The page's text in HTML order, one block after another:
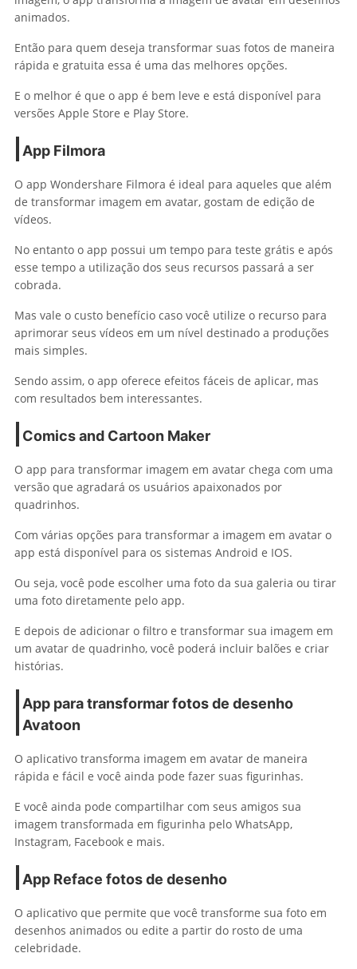
animados.
Então para quem deseja transformar suas fotos de maneira
rápida e gratuita essa é uma das melhores opções.
E o melhor é que o app é bem leve e está disponível para
versões Apple Store e Play Store.
App Filmora
O app Wondershare Filmora é ideal para aqueles que além
de transformar imagem em avatar, gostam de edição de
vídeos.
No entanto o app possui um tempo para teste grátis e após
esse tempo a utilização dos seus recursos passará a ser
cobrada.
Mas vale o custo benefício caso você utilize o recurso para
aprimorar seus vídeos em um nível destinado a produções
mais simples.
Sendo assim, o app oferece efeitos fáceis de aplicar, mas
com resultados bem interessantes.
Comics and Cartoon Maker
O app para transformar imagem em avatar chega com uma
versão que agradará os usuários apaixonados por
quadrinhos.
Com várias opções para transformar a imagem em avatar o
app está disponível para os sistemas Android e IOS.
Ou seja, você pode escolher uma foto da sua galeria ou tirar
uma foto diretamente pelo app.
E depois de adicionar o filtro e transformar sua imagem em
um avatar de quadrinho, você poderá incluir balões e criar
histórias.
App para transformar fotos de desenho
Avatoon
O aplicativo transforma imagem em avatar de maneira
rápida e fácil e você ainda pode fazer suas figurinhas.
E você ainda pode compartilhar com seus amigos sua
imagem transformada em figurinha pelo WhatsApp,
Instagram, Facebook e mais.
App Reface fotos de desenho
O aplicativo que permite que você transforme sua foto em
desenhos animados ou edite a partir do rosto de uma
celebridade.